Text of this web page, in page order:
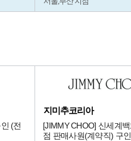
(전
지미추코리아
[JIMMY CHOO] 신세계
점 판매사원(계약직) 구인